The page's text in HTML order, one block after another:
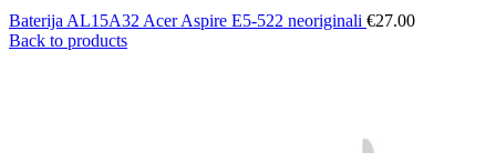
Baterija AL15A32 Acer Aspire E5-522 neoriginali €27.00
Back to products